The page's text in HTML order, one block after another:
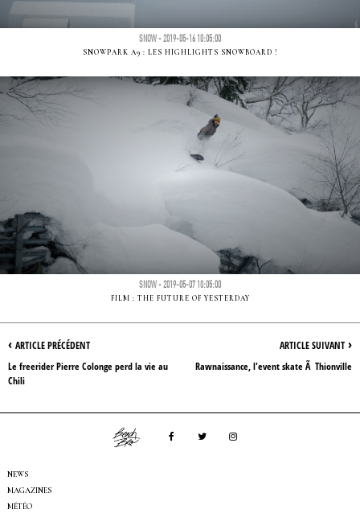
SNOW - 2019-05-16 10:05:00
SNOWPARK A9 : LES HIGHLIGHTS SNOWBOARD !
SNOW - 2019-05-07 10:05:00
FILM : THE FUTURE OF YESTERDAY
ARTICLE SUIVANT ›
Rawnaissance, l'event skate Ã Thionville
‹ ARTICLE PRÉCÉDENT
Le freerider Pierre Colonge perd la vie au
Chili
NEWS
MAGAZINES
MÉTÉO